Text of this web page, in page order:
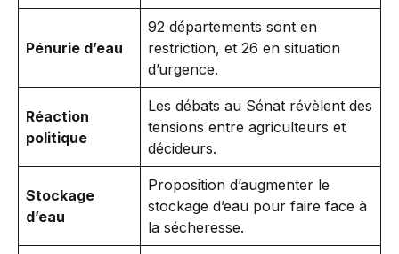
Pénurie d’eau
92 départements sont en
restriction, et 26 en situation
d’urgence.
Réaction
politique
Les débats au Sénat révèlent des
tensions entre agriculteurs et
décideurs.
Stockage
d’eau
Proposition d’augmenter le
stockage d’eau pour faire face à
la sécheresse.